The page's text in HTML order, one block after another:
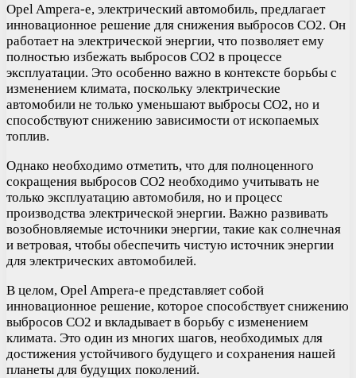
Opel Ampera-e, электрический автомобиль, предлагает
инновационное решение для снижения выбросов CO2. Он
работает на электрической энергии, что позволяет ему
полностью избежать выбросов CO2 в процессе
эксплуатации. Это особенно важно в контексте борьбы с
изменением климата, поскольку электрические
автомобили не только уменьшают выбросы CO2, но и
способствуют снижению зависимости от ископаемых
топлив.
Однако необходимо отметить, что для полноценного
сокращения выбросов CO2 необходимо учитывать не
только эксплуатацию автомобиля, но и процесс
производства электрической энергии. Важно развивать
возобновляемые источники энергии, такие как солнечная
и ветровая, чтобы обеспечить чистую источник энергии
для электрических автомобилей.
В целом, Opel Ampera-e представляет собой
инновационное решение, которое способствует снижению
выбросов CO2 и вкладывает в борьбу с изменением
климата. Это один из многих шагов, необходимых для
достижения устойчивого будущего и сохранения нашей
планеты для будущих поколений.